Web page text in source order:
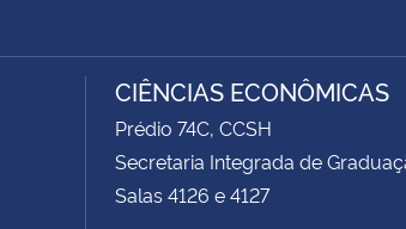
CIÊNCIAS ECONÔMICAS
Prédio 74C, CCSH
Secretaria Integrada de
Salas 4126 e 4127